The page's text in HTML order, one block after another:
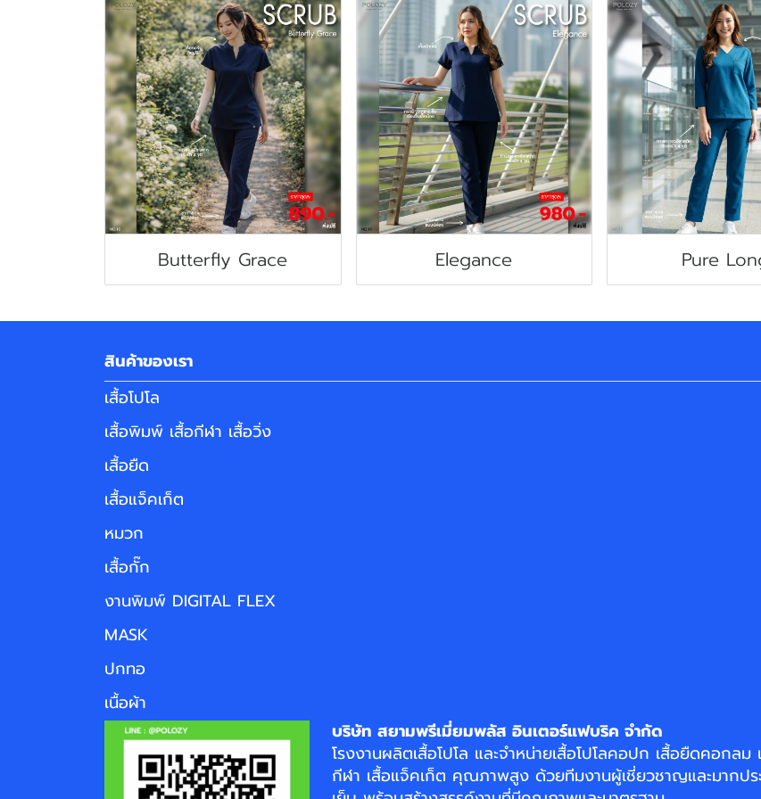
Butterfly Grace Elegance Pure
สินค้าของเรา
เสื้อโปโล
เสื้อพิมพ์ เสื้อกีฬา เสื้อวิ่ง
เสื้อยืด
เสื้อแจ็คเก็ต
หมวก
เสื้อกั๊ก
งานพิมพ์ DIGITAL FLEX
MASK
ปกทอ
เนื้อผ้า
บริษัท สยามพรีเมี่ยมพลัส อินเตอร์แฟบริค จำกัด
โรงงานผลิตเสื้อโปโล และจำหน่ายเสื้อโปโลคอปก เสื้อยืดคอกลม
กีฬา เสื้อแจ็คเก็ต คุณภาพสูง ด้วยทีมงานผู้เชี่ยวชาญและมากปร